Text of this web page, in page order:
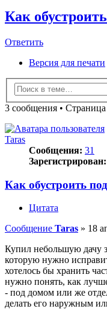
Как
Ответить
Ответить
Версия для печати
3 сообщения • Страница
Taras
Сообщения: 31
Зарегистрирован:
Как обустроить
Цитата
Сообщение Taras » 18
Купил небольшую дачу
которую нужно
хотелось бы хранить
нужно понять, как
- под домом или же
делать его наружным